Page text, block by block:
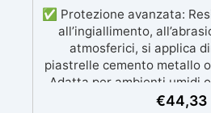
✅ Protezione avanzata:
all’ingiallimento,
atmosferici, si applica
piastrelle cemento metallo
Adatta per ambienti umidi
Formulazione Poliuretanica,
€44,33